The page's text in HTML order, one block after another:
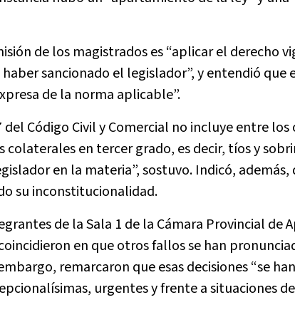
de los magistrados es “aplicar el derecho
sancionado el legislador”, y entendió que
de la norma aplicable”.
Código Civil y Comercial no incluye entre
en tercer grado, es decir, tíos y
en la materia”, sostuvo. Indicó,
su inconstitucionalidad.
de la Sala 1 de la Cámara Provincial de
en que otros fallos se han
remarcaron que esas decisiones “se
urgentes y frente a situaciones